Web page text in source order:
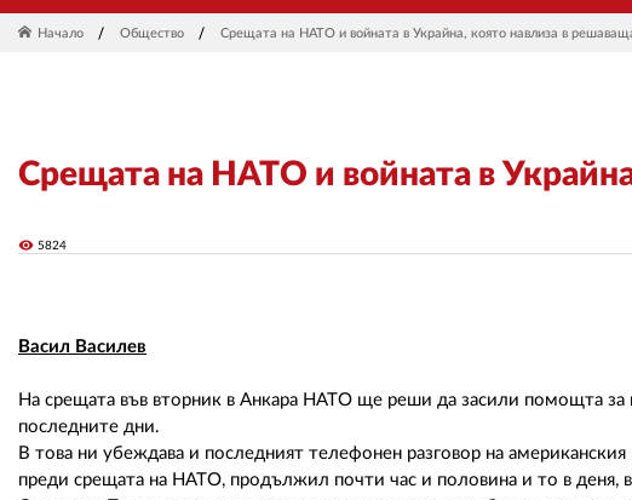
Начало Общество Срещата на НАТО и войната в Украйна, която навлиза в
Срещата на НАТО и войната в
visibility 5824
Васил Василев
На срещата във вторник в Анкара НАТО ще реши да засили помощта
последните дни.
В това ни убеждава и последният телефонен разговор на
преди срещата на НАТО, продължил почти час и половина и то в деня,